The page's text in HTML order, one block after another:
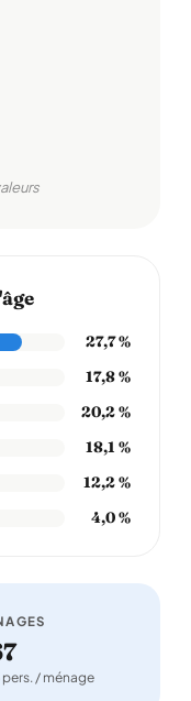
27,7 %
17,8 %
20,2 %
18,1 %
12,2 %
4,0 %
pers. / ménage